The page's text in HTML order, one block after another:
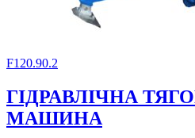
F120.90.2
ГІДРАВЛІЧНА
МАШИНА